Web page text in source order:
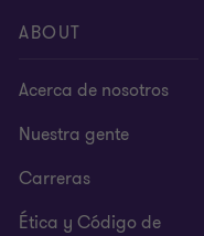
ABOUT
Acerca de nosotros
Nuestra gente
Carreras
Ética y Código de